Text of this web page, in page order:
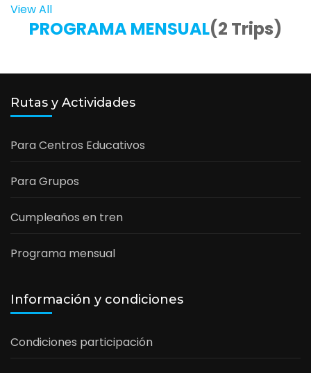
View All
PROGRAMA MENSUAL(2 Trips)
Rutas y Actividades
Para Centros Educativos
Para Grupos
Cumpleaños en tren
Programa mensual
Información y condiciones
Condiciones participación